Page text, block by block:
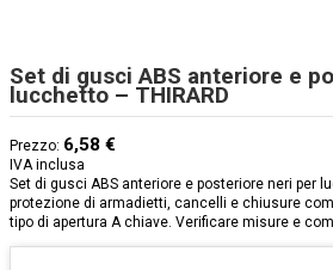
Set di gusci ABS anteriore e
lucchetto – THIRARD
Prezzo: 6,58 €
IVA inclusa
Set di gusci ABS anteriore e posteriore neri per
protezione di armadietti, cancelli e chiusure
tipo di apertura A chiave. Verificare misure e